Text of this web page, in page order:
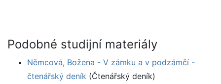
Podobné studijní materiály
Němcová, Božena - V zámku a v podzámčí -
čtenářský deník (Čtenářský deník)